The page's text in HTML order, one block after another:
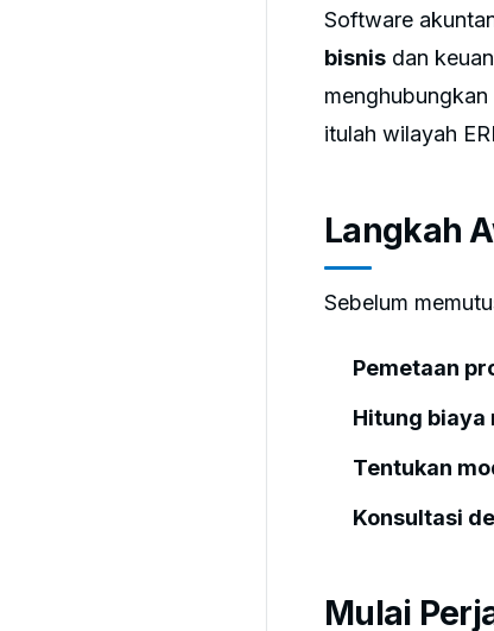
Software
bisnis dan
itulah wilayah
Langkah
Sebelum
Pemetaan
Hitung biaya
Tentukan
Konsultasi
Mulai